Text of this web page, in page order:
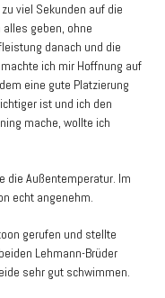
viel Sekunden auf die
geben, ohne
danach und die
ich mir Hoffnung auf
eine gute Platzierung
ist und ich den
mache, wollte ich
die Außentemperatur. Im
echt angenehm.
gerufen und stellte
Lehmann-Brüder
sehr gut schwimmen.